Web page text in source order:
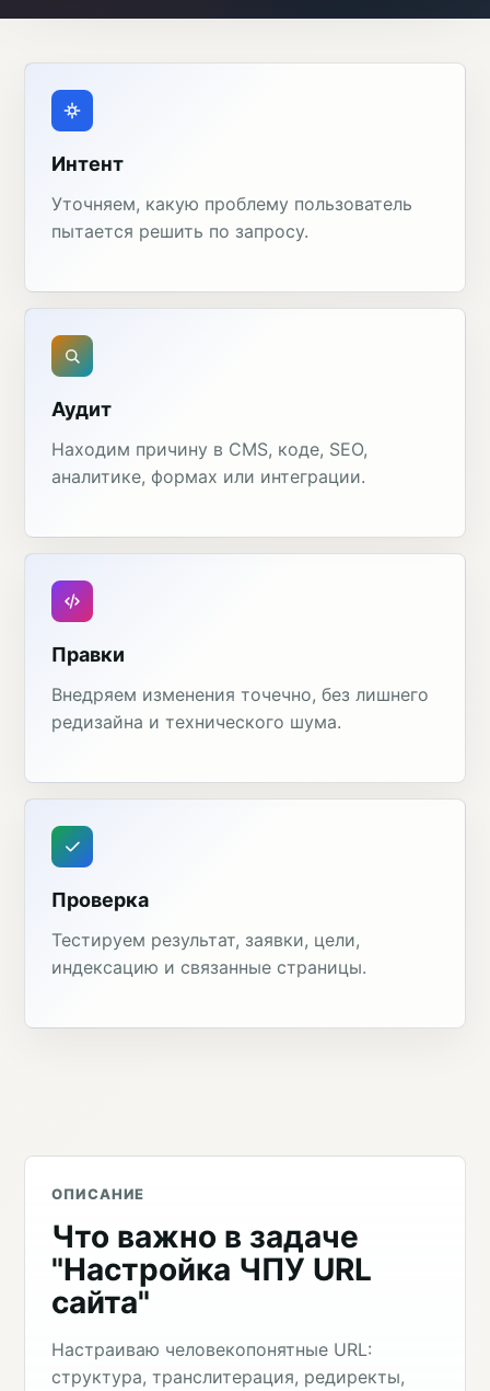
Интент
Уточняем, какую проблему пользователь
пытается решить по запросу.
Аудит
Находим причину в CMS, коде, SEO,
аналитике, формах или интеграции.
Правки
Внедряем изменения точечно, без лишнего
редизайна и технического шума.
Проверка
Тестируем результат, заявки, цели,
индексацию и связанные страницы.
ОПИСАНИЕ
Что важно в задаче
"Настройка ЧПУ URL
сайта"
Настраиваю человекопонятные URL:
структура, транслитерация, редиректы,